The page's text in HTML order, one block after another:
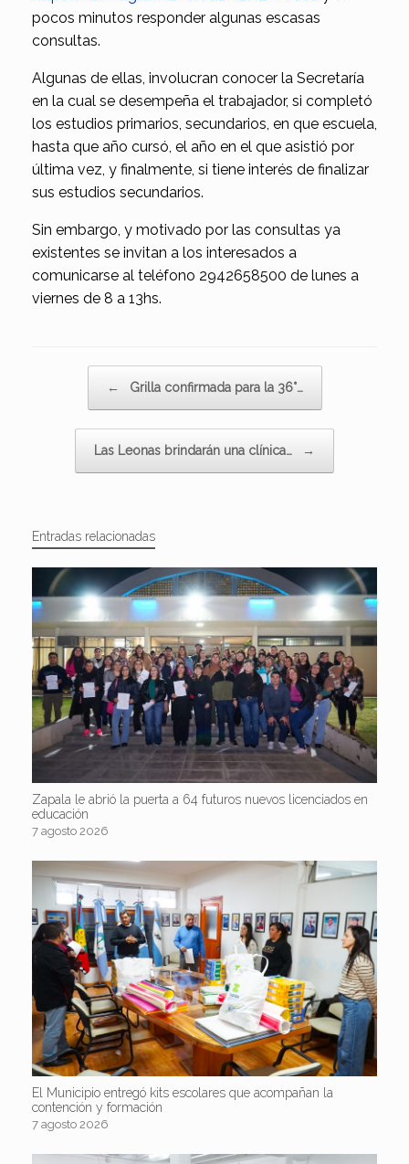
pocos minutos responder algunas escasas
consultas.
Algunas de ellas, involucran conocer la Secretaría
en la cual se desempeña el trabajador, si completó
los estudios primarios, secundarios, en que escuela,
hasta que año cursó, el año en el que asistió por
última vez, y finalmente, si tiene interés de finalizar
sus estudios secundarios.
Sin embargo, y motivado por las consultas ya
existentes se invitan a los interesados a
comunicarse al teléfono 2942658500 de lunes a
viernes de 8 a 13hs.
← Grilla confirmada para la 36°…
Las Leonas brindarán una clínica… →
Entradas relacionadas
Zapala le abrió la puerta a 64 futuros nuevos licenciados en
educación
7 agosto 2026
El Municipio entregó kits escolares que acompañan la
contención y formación
7 agosto 2026